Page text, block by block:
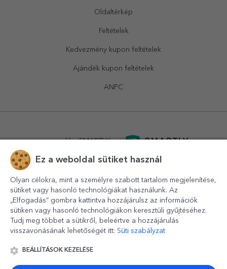
Oldaltérkép
Feltételek
Kedvezmény kupon feltételek
Ajándék kupon feltételek
ANPC
powered bySMARTLY.ro
© 2016-2026 StarGift
Ez a weboldal sütiket használ
Olyan célokra, mint a személyre szabott tartalom megjelenítése,
sütiket vagy hasonló technológiákat használunk. Az
„Elfogadás” gombra kattintva hozzájárulsz az információk
sütiken vagy hasonló technológiákon keresztüli gyűjtéséhez.
Tudj meg többet a sütikről, beleértve a hozzájárulás
visszavonásának lehetőségét itt: Süti szabályzat
BEÁLLÍTÁSOK KEZELÉSE